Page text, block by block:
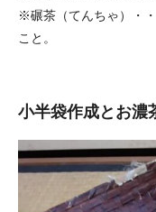
※碾茶（てんちゃ）・
こと。
小半袋作成とお濃